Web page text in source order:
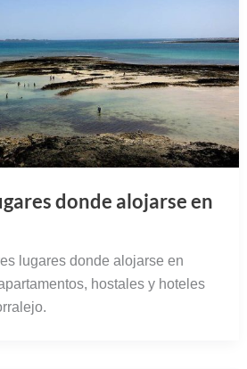
donde alojarse en
lugares donde alojarse en
hostales y hoteles